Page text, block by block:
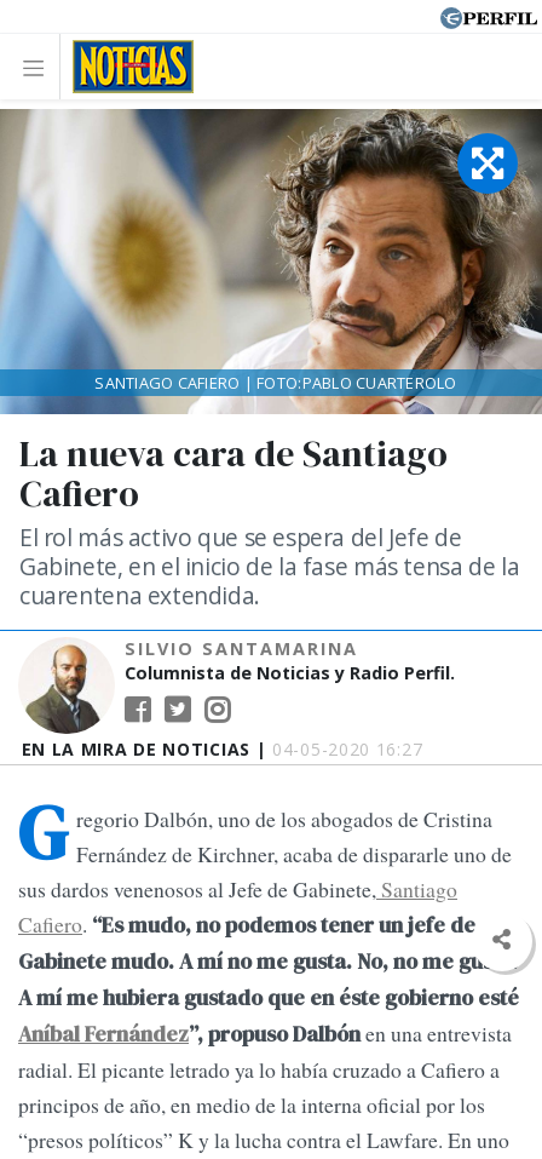
EN LA MIRA DE NOTICIAS | 04-05-2020 16:27
La nueva cara de Santiago
Cafiero
El rol más activo que se espera del Jefe de
Gabinete, en el inicio de la fase más tensa de la
cuarentena extendida.
SILVIO SANTAMARINA
Columnista de Noticias y Radio Perfil.
SANTIAGO CAFIERO | FOTO:PABLO CUARTEROLO
G regorio Dalbón, uno de los abogados de Cristina
Fernández de Kirchner, acaba de dispararle uno de
sus dardos venenosos al Jefe de Gabinete, Santiago
Cafiero. “Es mudo, no podemos tener un jefe de
Gabinete mudo. A mí no me gusta. No, no me gusta.
A mí me hubiera gustado que en éste gobierno esté
Aníbal Fernández”, propuso Dalbónen una entrevista
radial. El picante letrado ya lo había cruzado a Cafiero a
principos de año, en medio de la interna oficial por los
“presos políticos” K y la lucha contra el Lawfare. En uno